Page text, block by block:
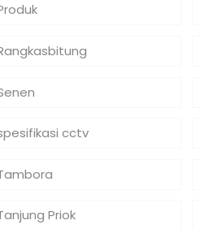
cctv
Priok